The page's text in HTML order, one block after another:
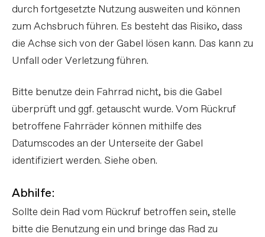
durch fortgesetzte Nutzung ausweiten und können
zum Achsbruch führen. Es besteht das Risiko, dass
die Achse sich von der Gabel lösen kann. Das kann zu
Unfall oder Verletzung führen.
Bitte benutze dein Fahrrad nicht, bis die Gabel
überprüft und ggf. getauscht wurde. Vom Rückruf
betroffene Fahrräder können mithilfe des
Datumscodes an der Unterseite der Gabel
identifiziert werden. Siehe oben.
Abhilfe:
Sollte dein Rad vom Rückruf betroffen sein, stelle
bitte die Benutzung ein und bringe das Rad zu